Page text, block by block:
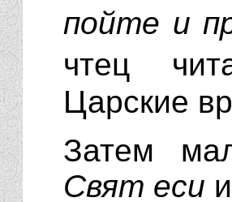
пойте и
чтец
Царские
Затем
Свят еси